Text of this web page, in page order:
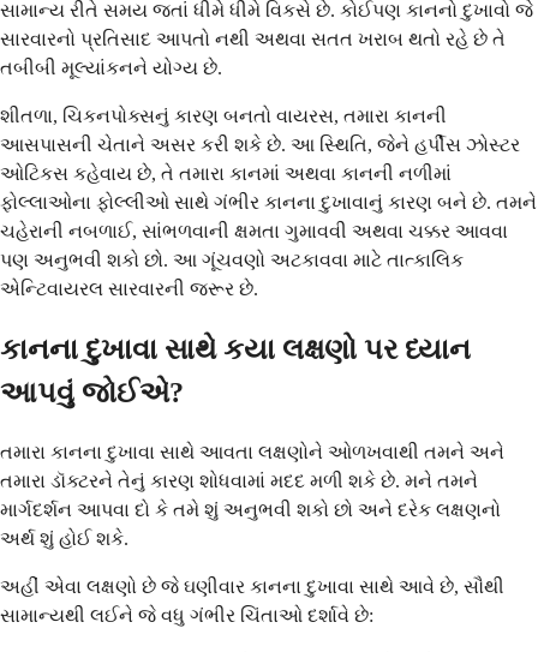
સામાન્ય રીતે સમય જતાં ધીમે ધીમે વિકસે છે. કોઈપણ કાનનો દુખાવો જે
સારવારનો પ્રતિસાદ આપતો નથી અથવા સતત ખરાબ થતો રહે છે તે
તબીબી મૂલ્યાંકનને યોગ્ય છે.
શીતળા, ચિકનપોક્સનું કારણ બનતો વાયરસ, તમારા કાનની
આસપાસની ચેતાને અસર કરી શકે છે. આ સ્થિતિ, જેને હર્પીસ ઝોસ્ટર
ઓટિકસ કહેવાય છે, તે તમારા કાનમાં અથવા કાનની નળીમાં
ફોલ્લાઓના ફોલ્લીઓ સાથે ગંભીર કાનના દુખાવાનું કારણ બને છે. તમને
ચહેરાની નબળાઈ, સાંભળવાની ક્ષમતા ગુમાવવી અથવા ચક્કર આવવા
પણ અનુભવી શકો છો. આ ગૂંચવણો અટકાવવા માટે તાત્કાલિક
એન્ટિવાયરલ સારવારની જરૂર છે.
કાનના દુખાવા સાથે કયા લક્ષણો પર ધ્યાન
આપવું જોઈએ?
તમારા કાનના દુખાવા સાથે આવતા લક્ષણોને ઓળખવાથી તમને અને
તમારા ડૉક્ટરને તેનું કારણ શોધવામાં મદદ મળી શકે છે. મને તમને
માર્ગદર્શન આપવા દો કે તમે શું અનુભવી શકો છો અને દરેક લક્ષણનો
અર્થ શું હોઈ શકે.
અહીં એવા લક્ષણો છે જે ઘણીવાર કાનના દુખાવા સાથે આવે છે, સૌથી
સામાન્યથી લઈને જે વધુ ગંભીર ચિંતાઓ દર્શાવે છે: